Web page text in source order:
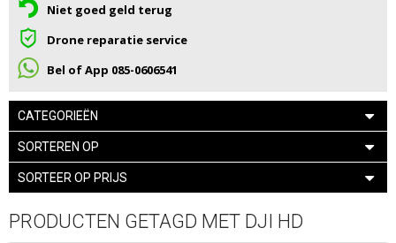
Niet goed geld terug
Drone reparatie service
Bel of App 085-0606541
CATEGORIEËN
SORTEREN OP
SORTEER OP PRIJS
PRODUCTEN GETAGD MET DJI HD